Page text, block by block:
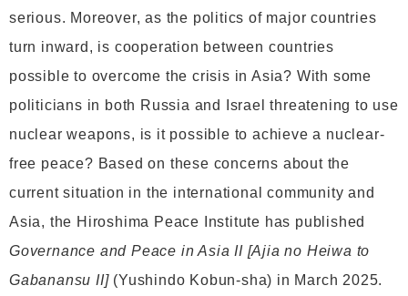
serious. Moreover, as the politics of major countries
turn inward, is cooperation between countries
possible to overcome the crisis in Asia? With some
politicians in both Russia and Israel threatening to use
nuclear weapons, is it possible to achieve a nuclear-
free peace? Based on these concerns about the
current situation in the international community and
Asia, the Hiroshima Peace Institute has published
Governance and Peace in Asia II [Ajia no Heiwa to
Gabanansu II](Yushindo Kobun-sha) in March 2025.